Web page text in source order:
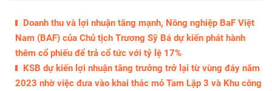
Doanh thu và lợi nhuận tăng mạnh, Nông nghiệp BaF Việt
Nam (BAF) của Chủ tịch Trương Sỹ Bá dự kiến phát hành
thêm cổ phiếu để trả cổ tức với tỷ lệ 17%
KSB dự kiến lợi nhuận tăng trưởng trở lại từ vùng đáy năm
2023 nhờ việc đưa vào khai thác mỏ Tam Lập 3 và Khu công